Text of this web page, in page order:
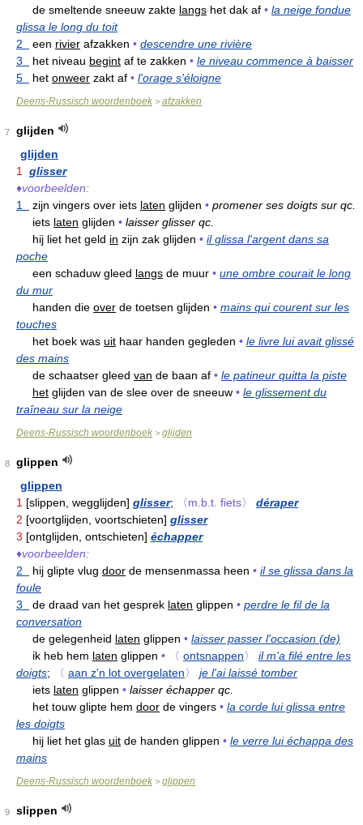
de smeltende sneeuw zakte langs het dak af • la neige fondue
glissa le long du toit
2
een rivier afzakken • descendre une rivière
3
het niveau begint af te zakken • le niveau commence à baisser
5
het onweer zakt af • l'orage s'éloigne
Deens-Russisch woordenboek > afzakken
7
glijden
glijden
1
glisser
♦voorbeelden:
1
zijn vingers over iets laten glijden • promener ses doigts sur qc.
iets laten glijden • laisser glisser qc.
hij liet het geld in zijn zak glijden • il glissa l'argent dans sa
poche
een schaduw gleed langs de muur • une ombre courait le long
du mur
handen die over de toetsen glijden • mains qui courent sur les
touches
het boek was uit haar handen gegleden • le livre lui avait glissé
des mains
de schaatser gleed van de baan af • le patineur quitta la piste
het glijden van de slee over de sneeuw • le glissement du
traîneau sur la neige
Deens-Russisch woordenboek > glijden
8
glippen
glippen
1 [slippen, wegglijden] glisser; 〈m.b.t. fiets〉
déraper
2 [voortglijden, voortschieten] glisser
3 [ontglijden, ontschieten] échapper
♦voorbeelden:
2
hij glipte vlug door de mensenmassa heen • il se glissa dans la
foule
3
de draad van het gesprek laten glippen • perdre le fil de la
conversation
de gelegenheid laten glippen • laisser passer l'occasion (de)
ik heb hem laten glippen • 〈 ontsnappen〉
il m'a filé entre les
doigts; 〈 aan z'n lot overgelaten〉
je l'ai laissé tomber
iets laten glippen • laisser échapper qc.
het touw glipte hem door de vingers • la corde lui glissa entre
les doigts
hij liet het glas uit de handen glippen • le verre lui échappa des
mains
Deens-Russisch woordenboek > glippen
9
slippen